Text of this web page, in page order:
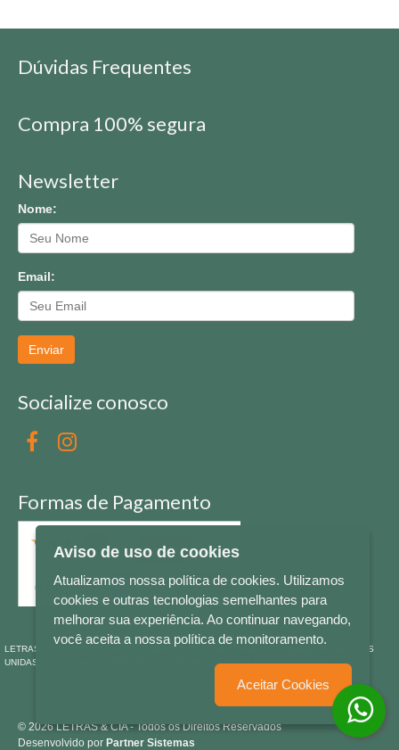
Dúvidas Frequentes
Compra 100% segura
Newsletter
Nome:
Email:
Enviar
Socialize conosco
Formas de Pagamento
LETRAS & CIA - CNPJ n° 88.587.548/0001-20 - Térreo Bourbon Shopping - AV. NAÇÕES
UNIDAS , 2001 - Lojas 1064/1065 - RIO BRANCO - - NOVO HAMBURGO - RS
© 2026 LETRAS & CIA - Todos os Direitos Reservados
Desenvolvido por Partner Sistemas
Aviso de uso de cookies
Atualizamos nossa política de cookies. Utilizamos
cookies e outras tecnologias semelhantes para
melhorar sua experiência. Ao continuar navegando,
você aceita a nossa política de monitoramento.
Aceitar Cookies